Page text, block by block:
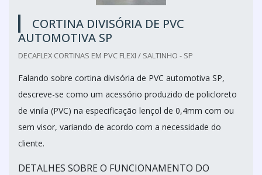
CORTINA DIVISÓRIA DE PVC
AUTOMOTIVA SP
DECAFLEX CORTINAS EM PVC FLEXI / SALTINHO - SP
Falando sobre cortina divisória de PVC automotiva SP,
descreve-se como um acessório produzido de policloreto
de vinila (PVC) na especificação lençol de 0,4mm com ou
sem visor, variando de acordo com a necessidade do
cliente.
DETALHES SOBRE O FUNCIONAMENTO DO